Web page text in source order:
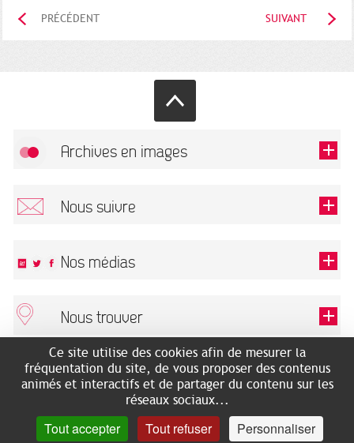
PRÉCÉDENT SUIVANT
Archives en images
Nous suivre
Ce champ est exigé.
Nos médias
Nous trouver
ARCHIVES MUNICIPALES
2 rue des Archives
Accès mobilité réduite :
7 avenue de Bellevue
RECHERCHES GÉNÉALOGIQUES
NOUS CONNAÎTRE
SERVICE ÉDUCATIF
LES ARCHIVES EN LIGNE
HISTOIRE DE TOULOUSE
Ce site utilise des cookies afin de mesurer la
fréquentation du site, de vous proposer des contenus
animés et interactifs et de partager du contenu sur les
réseaux sociaux...
Tout accepter Tout refuser Personnaliser